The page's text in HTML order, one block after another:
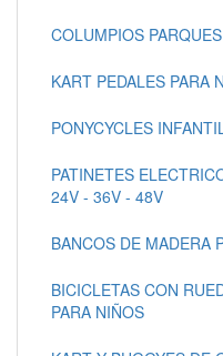
COLUMPIOS
KART PEDALES PARA
PONYCYCLES
PATINETES
24V - 36V - 48V
BANCOS DE MADERA
BICICLETAS CON
PARA NIÑOS